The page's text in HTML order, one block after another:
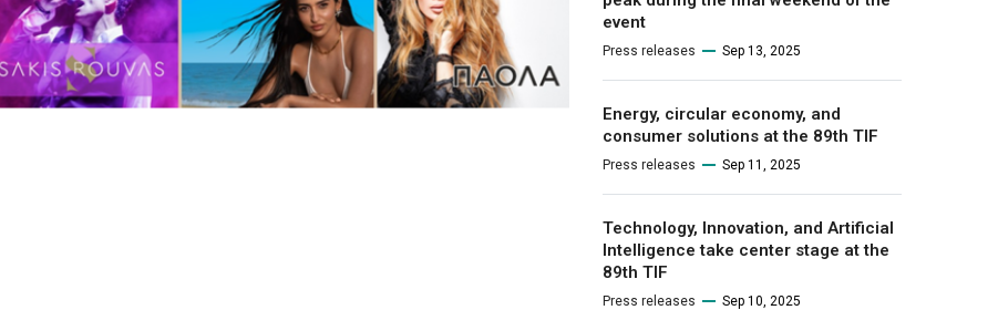
event
Press releases Sep 13, 2025
Energy, circular economy, and
consumer solutions at the 89th TIF
Press releases Sep 11, 2025
Technology, Innovation, and Artificial
Intelligence take center stage at the
89th TIF
Press releases Sep 10, 2025